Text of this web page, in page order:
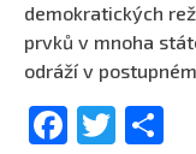
demokratických
prvků v mnoha
odráží v postupném